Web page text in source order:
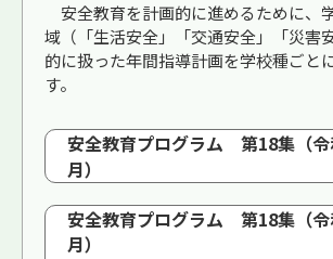
安全教育を計画的に進めるために、
域（「生活安全」「交通安全」「災害
的に扱った年間指導計画を学校種ごと
す。
安全教育プログラム 第18集（
月）
安全教育プログラム 第18集（
月）